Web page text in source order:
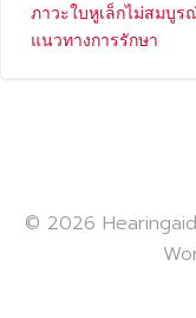
ภาวะใบหูเล็กไม่สมบูร
แนวทางการรักษา
© 2026